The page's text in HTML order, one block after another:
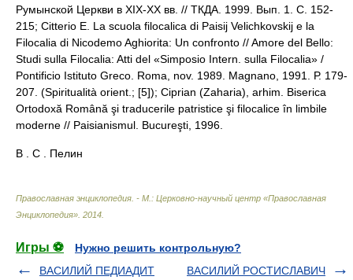
Румынской Церкви в XIX-XX вв. // ТКДА. 1999. Вып. 1. С. 152-
215; Citterio E. La scuola filocalica di Paisij Velichkovskij e la
Filocalia di Nicodemo Aghiorita: Un confronto // Amore del Bello:
Studi sulla Filocalia: Atti del «Simposio Intern. sulla Filocalia» /
Pontificio Istituto Greco. Roma, nov. 1989. Magnano, 1991. Р. 179-
207. (Spiritualità orient.; [5]); Ciprian (Zaharia), arhim. Biserica
Ortodoxă Română şi traducerile patristice şi filocalice în limbile
moderne // Paisianismul. Bucureşti, 1996.
В . С . Пелин
Православная энциклопедия. - М.: Церковно-научный центр «Православная
Энциклопедия» 2014
Игры ⚽
Нужно решить контрольную?
ВАСИЛИЙ ПЕДИАДИТ
ВАСИЛИЙ РОСТИСЛАВИЧ